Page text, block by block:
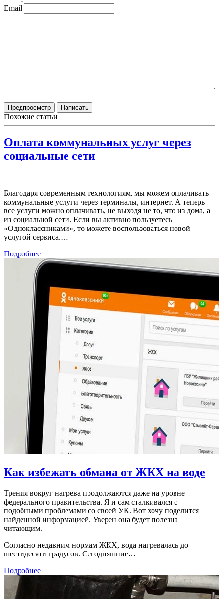
Email
Похожие статьи
Оплата коммунальных услуг через
социальные сети
Благодаря современным технологиям, мы можем оплачивать
коммунальные услуги через терминалы, интернет. А теперь
все услуги можно оплачивать, не выходя не то, что из дома, а
из социальной сети. Если вы активно пользуетесь
«Одноклассниками», то можете воспользоваться новой
услугой сервиса.…
Подробнее
Как избежать обмана от ЖКХ на воде
Трения вокруг нагрева продолжаются даже на уровне
федерального правительства. Я и сам сталкивался с
подобными проблемами со своей УК. Вот хочу поделится
найденной информацией. Уверен она будет полезна
читающим.
Согласно недавним нормам ЖКХ, вода нагревалась до
шестидесяти градусов. Сегодняшние…
Подробнее